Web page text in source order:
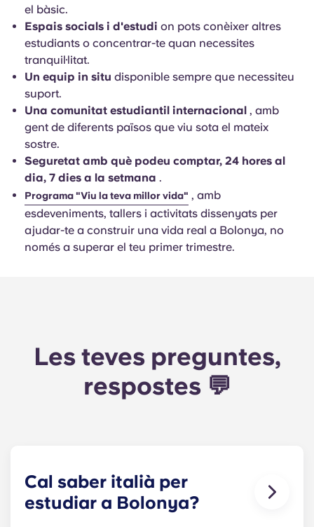
el bàsic.
Espais socials i d'estudi on pots conèixer altres
estudiants o concentrar-te quan necessites
tranquil·litat.
Un equip in situ disponible sempre que necessiteu
suport.
Una comunitat estudiantil internacional , amb
gent de diferents països que viu sota el mateix
sostre.
Seguretat amb què podeu comptar, 24 hores al
dia, 7 dies a la setmana .
Programa "Viu la teva millor vida" , amb
esdeveniments, tallers i activitats dissenyats per
ajudar-te a construir una vida real a Bolonya, no
només a superar el teu primer trimestre.
Les teves preguntes,
respostes 💬
Cal saber italià per
estudiar a Bolonya?